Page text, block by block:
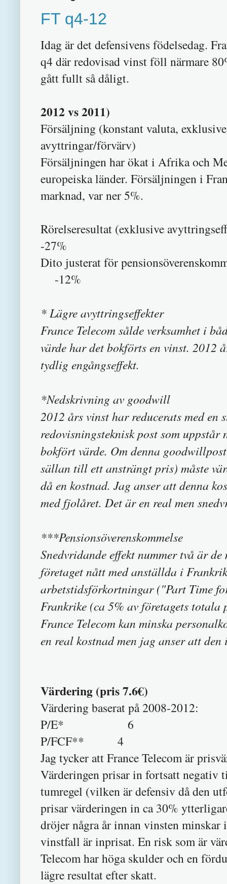
FT q4-12
Idag är det defensivens födelsedag.
q4 där redovisad vinst föll närmare
gått fullt så dåligt.
2012 vs 2011)
Försäljning (konstant valuta, exklusive
avyttringar/
Försäljningen har ökat i Afrika och
europeiska länder. Försäljningen i
marknad, var ner 5%.
Rörelseresultat (exklusive
-27%
Dito justerat för
-12%
* Lägre avyttringseffekter
France Telecom sålde verksamhet i
värde har det bokförts en vinst. 2012
tydlig engångseffekt.
*Nedskrivning av goodwill
2012 års vinst har reducerats med
redovisningsteknisk post som
bokfört värde. Om denna
sällan till ett ansträngt pris) måste
då en kostnad. Jag anser att denna
med fjolåret. Det är en real men
***Pensionsöverenskommelse
Snedvridande effekt nummer två är de
företaget nått med anställda i
arbetstidsförkortningar ("Part Time
Frankrike (ca 5% av företagets
France Telecom kan minska
en real kostnad men jag anser att
Värdering (pris 7.6€)
Värdering baserat på 2008-2012:
P/E* 6
P/FCF** 4
Jag tycker att France Telecom är
Värderingen prisar in fortsatt negativ
tumregel (vilken är defensiv då den
prisar värderingen in ca 30%
dröjer några år innan vinsten
vinstfall är inprisat. En risk som är
Telecom har höga skulder och en
lägre resultat efter skatt.